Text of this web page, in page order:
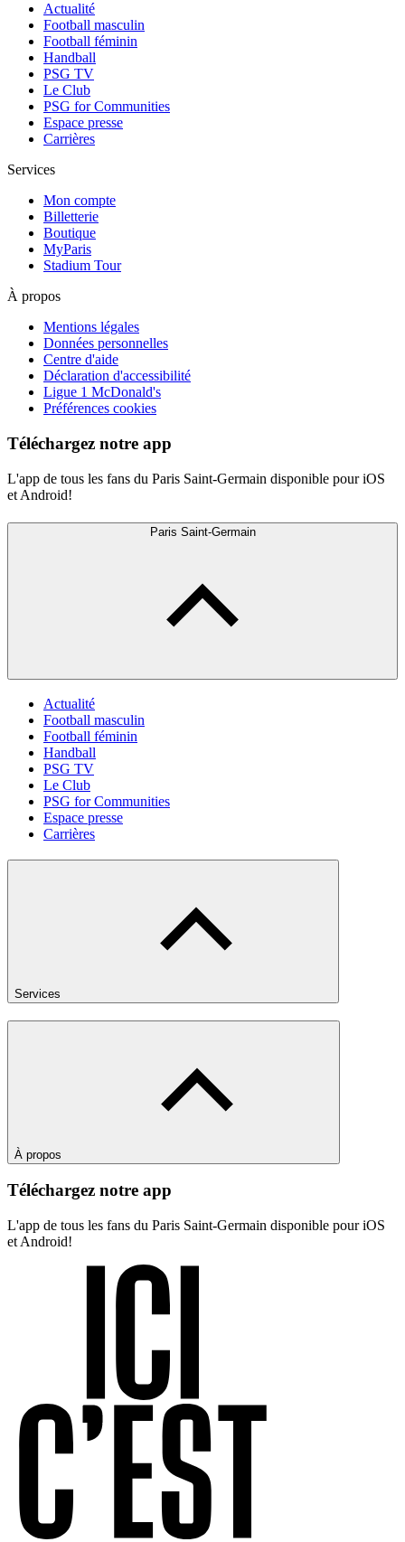
Actualité
Football masculin
Football féminin
Handball
PSG TV
Le Club
PSG for Communities
Espace presse
Carrières
Services
Mon compte
Billetterie
Boutique
MyParis
Stadium Tour
À propos
Mentions légales
Données personnelles
Centre d'aide
Déclaration d'accessibilité
Ligue 1 McDonald's
Préférences cookies
Téléchargez notre app
L'app de tous les fans du Paris Saint-Germain disponible pour iOS
et Android!
Paris Saint-Germain
Actualité
Football masculin
Football féminin
Handball
PSG TV
Le Club
PSG for Communities
Espace presse
Carrières
Services
À propos
Téléchargez notre app
L'app de tous les fans du Paris Saint-Germain disponible pour iOS
et Android!